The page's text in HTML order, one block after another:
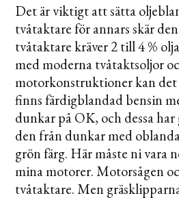
Det är viktigt att sätta
tvåtaktare för annars skär
tvåtaktare kräver 2 till 4 %
med moderna tvåtaktsoljor
motorkonstruktioner kan det
finns färdigblandad bensin
dunkar på OK, och dessa
den från dunkar med
grön färg. Här måste ni vara
mina motorer. Motorsågen
tvåtaktare. Men